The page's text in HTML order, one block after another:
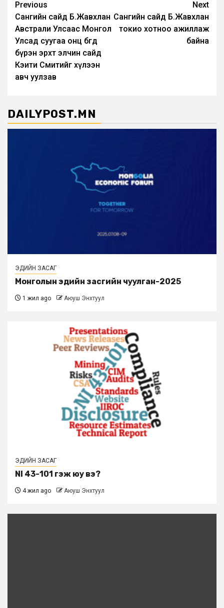
Post
navigation
Previous
Сангийн сайд Б.Жавхлан
Австрали Улсаас Монгол
Улсад суугаа онц бөгөөд
бүрэн эрхт элчин сайд
Кэити Смитийг хүлээн
авч уулзав
Next
Сангийн сайд Б.Жавхлан
токио хотноо ажиллаж
байна
DAILYPOST.MN
ЭДИЙН ЗАСАГ
Монголын эдийн засгийн чуулган-2025
1 жил ago Аюуш Энхтуул
ЭДИЙН ЗАСАГ
NI 43-101 гэж юу вэ?
4 жил ago Аюуш Энхтуул